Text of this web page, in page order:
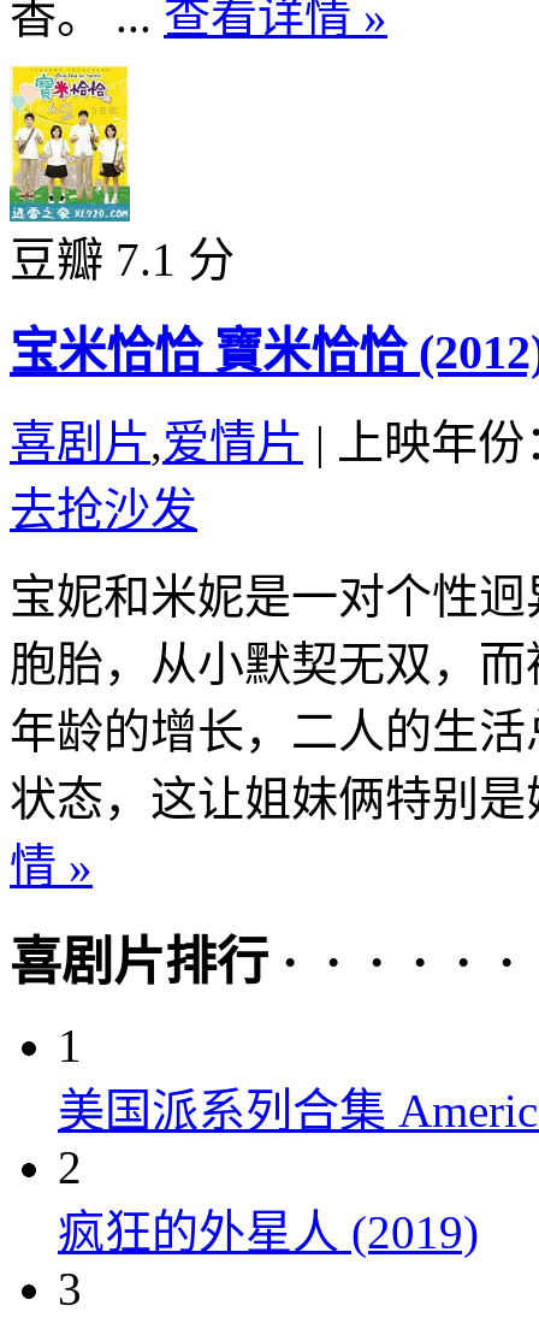
香。 ... 查看详情 »
豆瓣 7.1 分
宝米恰恰 寶米恰恰
喜剧片,爱情片 |
上映年
去抢沙发
宝妮和米妮是一对个性
胞胎，从小默契无双，
年龄的增长，二人的生
状态，这让姐妹俩特别
情 »
喜剧片排行 · · · · · ·
1
美国派系列合集
2
疯狂的外星人 (2019)
3